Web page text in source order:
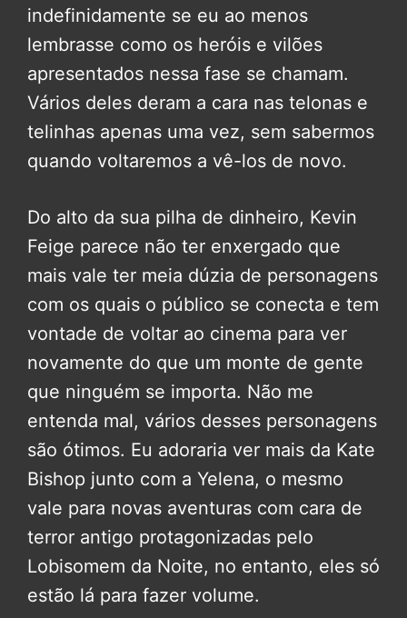
indefinidamente se eu ao menos
lembrasse como os heróis e vilões
apresentados nessa fase se chamam.
Vários deles deram a cara nas telonas e
telinhas apenas uma vez, sem sabermos
quando voltaremos a vê-los de novo.
Do alto da sua pilha de dinheiro, Kevin
Feige parece não ter enxergado que
mais vale ter meia dúzia de personagens
com os quais o público se conecta e tem
vontade de voltar ao cinema para ver
novamente do que um monte de gente
que ninguém se importa. Não me
entenda mal, vários desses personagens
são ótimos. Eu adoraria ver mais da Kate
Bishop junto com a Yelena, o mesmo
vale para novas aventuras com cara de
terror antigo protagonizadas pelo
Lobisomem da Noite, no entanto, eles só
estão lá para fazer volume.